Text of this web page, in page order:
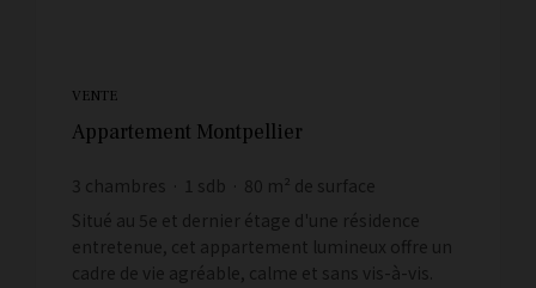
VENTE
Appartement Montpellier
3 chambres 1 sdb 80 m² de surface
2 793,75 € prix / m²
Situé au 5e et dernier étage d'une résidence
entretenue, cet appartement lumineux offre un
cadre de vie agréable, calme et sans vis-à-vis.